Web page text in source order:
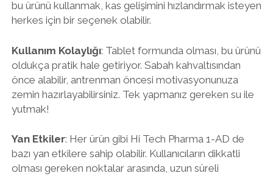
bu ürünü kullanmak, kas gelişimini hızlandırmak isteyen
herkes için bir seçenek olabilir.
Kullanım Kolaylığı: Tablet formunda olması, bu ürünü
oldukça pratik hale getiriyor. Sabah kahvaltısından
önce alabilir, antrenman öncesi motivasyonunuza
zemin hazırlayabilirsiniz. Tek yapmanız gereken su ile
yutmak!
Yan Etkiler: Her ürün gibi Hi Tech Pharma 1-AD de
bazı yan etkilere sahip olabilir. Kullanıcıların dikkatli
olması gereken noktalar arasında, uzun süreli